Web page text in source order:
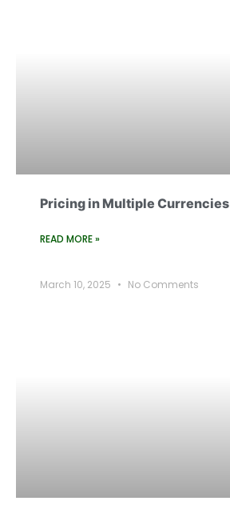
Pricing in Multiple Currencies
READ MORE »
March 10, 2025 No Comments